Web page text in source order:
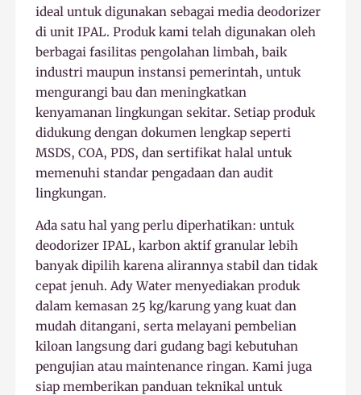
ideal untuk digunakan sebagai media deodorizer
di unit IPAL. Produk kami telah digunakan oleh
berbagai fasilitas pengolahan limbah, baik
industri maupun instansi pemerintah, untuk
mengurangi bau dan meningkatkan
kenyamanan lingkungan sekitar. Setiap produk
didukung dengan dokumen lengkap seperti
MSDS, COA, PDS, dan sertifikat halal untuk
memenuhi standar pengadaan dan audit
lingkungan.
Ada satu hal yang perlu diperhatikan: untuk
deodorizer IPAL, karbon aktif granular lebih
banyak dipilih karena alirannya stabil dan tidak
cepat jenuh. Ady Water menyediakan produk
dalam kemasan 25 kg/karung yang kuat dan
mudah ditangani, serta melayani pembelian
kiloan langsung dari gudang bagi kebutuhan
pengujian atau maintenance ringan. Kami juga
siap memberikan panduan teknikal untuk